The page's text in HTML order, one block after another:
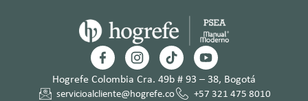
Hogrefe Colombia Cra. 49b # 93 – 38, Bogotá
servicioalcliente@hogrefe.co +57 321 475 8010